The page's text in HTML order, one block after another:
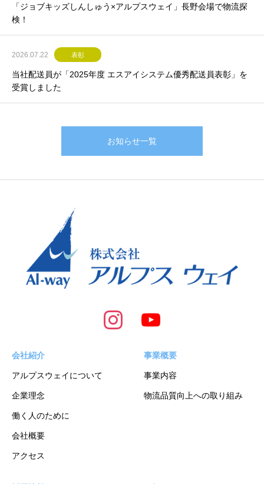
「ジョブキッズしんしゅう×アルプスウェイ」長野会場で物流探
検！
2026.07.22 表彰
当社配送員が「2025年度 エスアイシステム優秀配送員表彰」を
受賞しました
お知らせ一覧
会社紹介
アルプスウェイについて
企業理念
働く人のために
会社概要
アクセス
事業概要
事業内容
物流品質向上への取り組み